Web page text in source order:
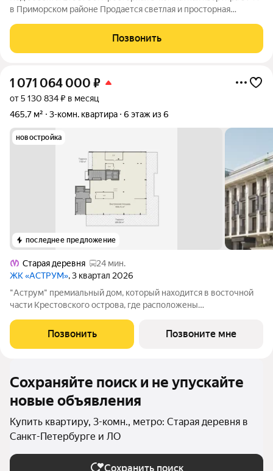
в Приморском районе Продается светлая и просторная
монолитном доме. Отличный вариант для комфортной жизни,
где уже продумано главное:
Позвонить
1 071 064 000 ₽
от 5 130 834 ₽ в месяц
465,7 м²
3-комн. квартира 6 этаж из 6
новостройка
последнее предложение
Старая деревня
24 мин.
ЖК «АСТРУМ», 3 квартал 2026
"Аструм" премиальный дoм, который находится в восточной
части Крестовского острова, где расположены
высокий статус окружения. Дом построен по проекту
архитектурного бюро DBA в неоклассическом
Позвонить Позвоните мне
Сохраняйте поиск и не упускайте
новые объявления
Купить квартиру, 3-комн., метро: Старая деревня в
Санкт-Петербурге и ЛО
Сохранить поиск